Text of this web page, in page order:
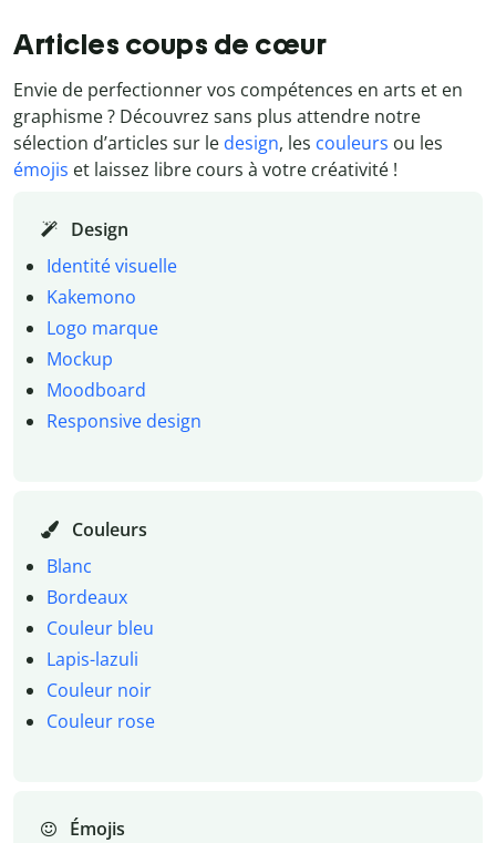
Articles coups de cœur
Envie de perfectionner vos compétences en arts et en
graphisme ? Découvrez sans plus attendre notre
sélection d’articles sur le design, les couleurs ou les
émojis et laissez libre cours à votre créativité !
Design
Identité visuelle
Kakemono
Logo marque
Mockup
Moodboard
Responsive design
Couleurs
Blanc
Bordeaux
Couleur bleu
Lapis-lazuli
Couleur noir
Couleur rose
Émojis